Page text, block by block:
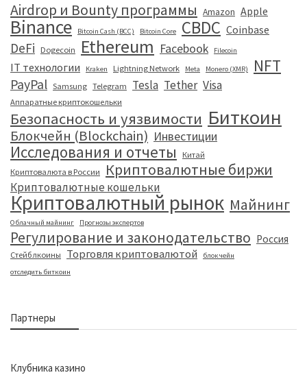
Airdrop и Bounty программы Amazon Apple
Binance Bitcoin Cash (BCC) Bitcoin Core CBDC Coinbase
DeFi Dogecoin Ethereum Facebook Filecoin
IT технологии Kraken Lightning Network Meta Monero (XMR) NFT
PayPal Samsung Telegram Tesla Tether Visa
Аппаратные криптокошельки
Безопасность и уязвимости Биткоин
Блокчейн (Blockchain) Инвестиции
Исследования и отчеты
Китай
Криптовалюта в России
Криптовалютные биржи
Криптовалютные кошельки
Криптовалютный рынок Майнинг
Облачный майнинг Прогнозы экспертов
Регулирование и законодательство Россия
Стейблкоины Торговля криптовалютой
блокчейн
отследить биткоин
Партнеры
Клубника казино